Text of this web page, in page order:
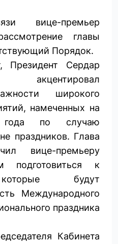
вице-премьер
главы
Порядок.
Президент Сердар
акцентировал
широкого
намеченных на
года по случаю
праздников. Глава
вице-премьеру
подготовиться к
будут
Международного
праздника
Кабинета